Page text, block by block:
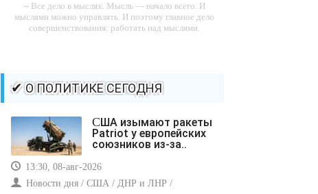
-- Все дело в мыслях. Мысль — начало всего. И
мыслями можно управлять. И поэтому главное дело
совершенствования: работать над мыслями.
-- Самое большое богатство — это ум. Самая большая
нищета — глупость. Из всех страхов самый пугающий
-- Лучшее, что можно сделать с хорошим советом, это
пропустить его мимо ушей. Он никогда не бывает
полезен никому, кроме того, кто его дал.
-- Люблю давать советы и очень не люблю, когда их
дают мне.
✔ О ПОЛИТИКЕ СЕГОДНЯ
США изымают ракеты
Patriot у европейских
союзников из-за..
13:30, 08-авг-2026
Новости дня / США / ДНР и ЛНР /